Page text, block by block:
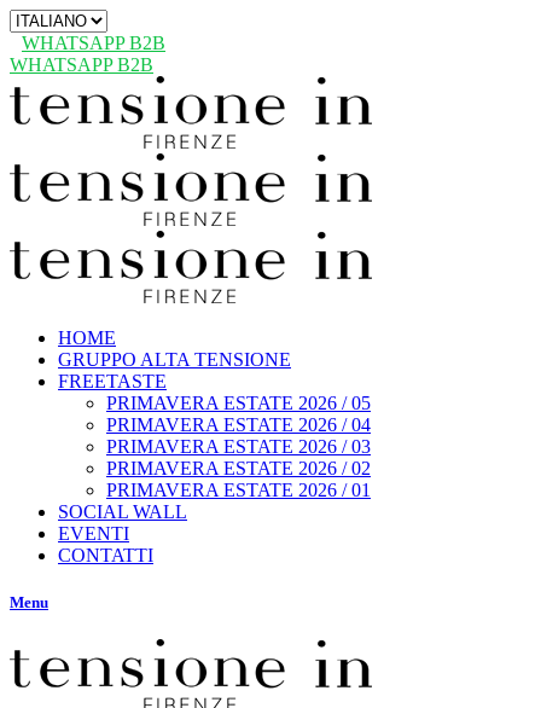
Scegli
una
lingua
WHATSAPP B2B
WHATSAPP B2B
HOME
GRUPPO ALTA TENSIONE
FREETASTE
PRIMAVERA ESTATE 2026 / 05
PRIMAVERA ESTATE 2026 / 04
PRIMAVERA ESTATE 2026 / 03
PRIMAVERA ESTATE 2026 / 02
PRIMAVERA ESTATE 2026 / 01
SOCIAL WALL
EVENTI
CONTATTI
Menu